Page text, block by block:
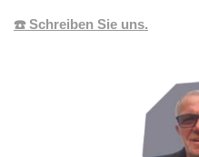
☎️ Schreiben Sie uns.